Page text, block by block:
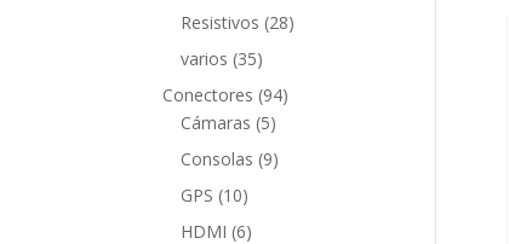
producto
Resistivos 2828
varios 3535
productos
Conectores 9494
Cámaras 55
productos
Consolas 99
GPS 1010
productos
HDMI 66